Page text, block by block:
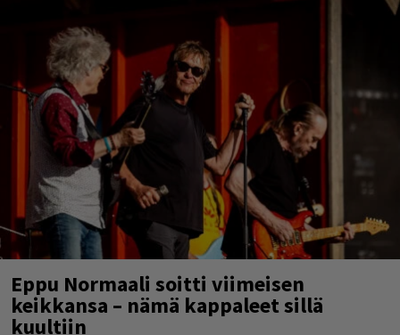
Eppu Normaali soitti viimeisen
keikkansa – nämä kappaleet sillä
kuultiin